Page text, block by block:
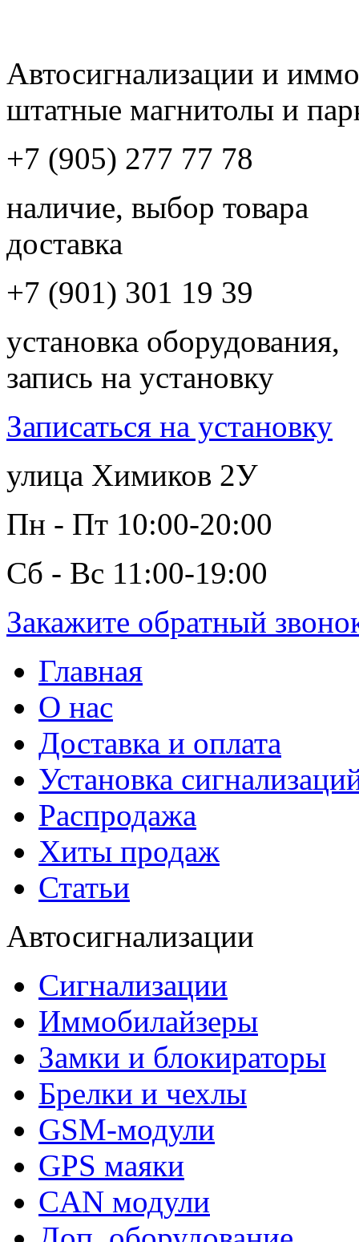
Автосигнализации и
штатные магнитолы и
+7 (905) 277 77 78
наличие, выбор товара
доставка
+7 (901) 301 19 39
установка оборудования,
запись на установку
Записаться на установку
улица Химиков 2У
Пн - Пт 10:00-20:00
Сб - Вс 11:00-19:00
Закажите обратный
Главная
О нас
Доставка и оплата
Установка
Распродажа
Хиты продаж
Статьи
Автосигнализации
Сигнализации
Иммобилайзеры
Замки и блокираторы
Брелки и чехлы
GSM-модули
GPS маяки
CAN модули